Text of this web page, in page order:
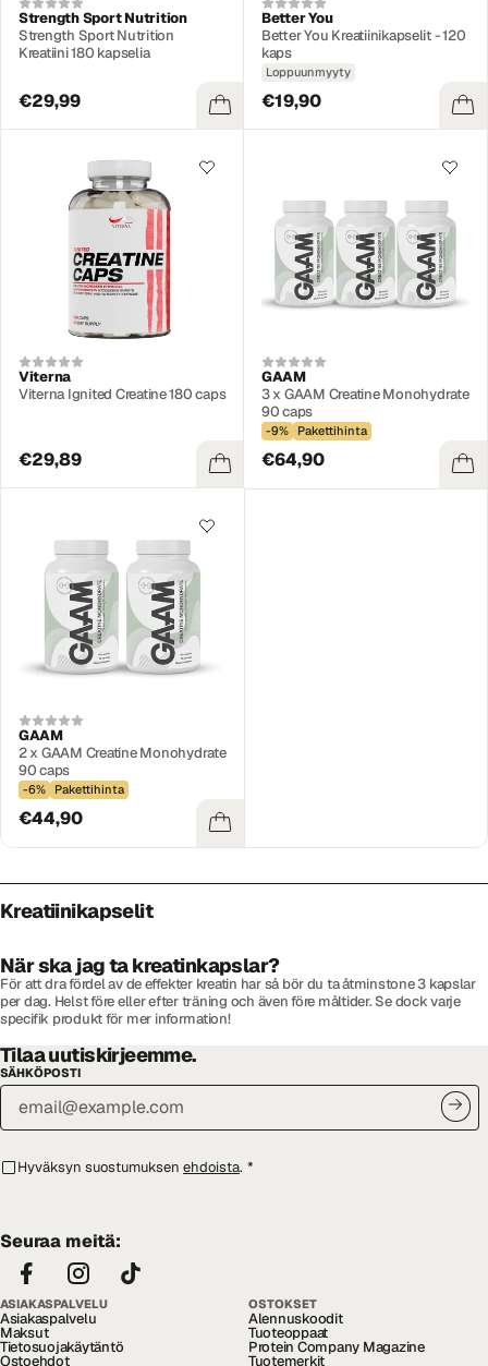
Strength Sport Nutrition
Strength Sport Nutrition
Kreatiini 180 kapselia
€29,99
Better You
Better You Kreatiinikapselit - 120
kaps
Loppuunmyyty
€19,90
Viterna
Viterna Ignited Creatine 180 caps
€29,89
GAAM
3 x GAAM Creatine Monohydrate
90 caps
-9% Pakettihinta
€64,90
GAAM
2 x GAAM Creatine Monohydrate
90 caps
-6% Pakettihinta
€44,90
Kreatiinikapselit
När ska jag ta kreatinkapslar?
För att dra fördel av de effekter kreatin har så bör du ta åtminstone 3 kapslar
per dag. Helst före eller efter träning och även före måltider. Se dock varje
specifik produkt för mer information!
Tilaa uutiskirjeemme.
SÄHKÖPOSTI
Hyväksyn suostumuksen ehdoista. *
Seuraa meitä:
ASIAKASPALVELU
Asiakaspalvelu
Maksut
Tietosuojakäytäntö
Ostoehdot
OSTOKSET
Alennuskoodit
Tuoteoppaat
Protein Company Magazine
Tuotemerkit